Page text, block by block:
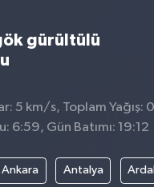
gürültülü
5 km/s, Toplam Yağış:
6:59, Gün Batımı: 19:12
Ankara Antalya